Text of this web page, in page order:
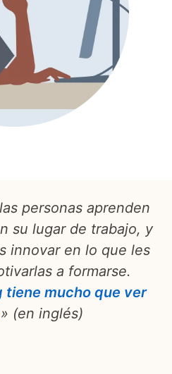
personas aprenden
su lugar de trabajo, y
innovar en lo que les
a formarse.
tiene mucho que ver
(en inglés)